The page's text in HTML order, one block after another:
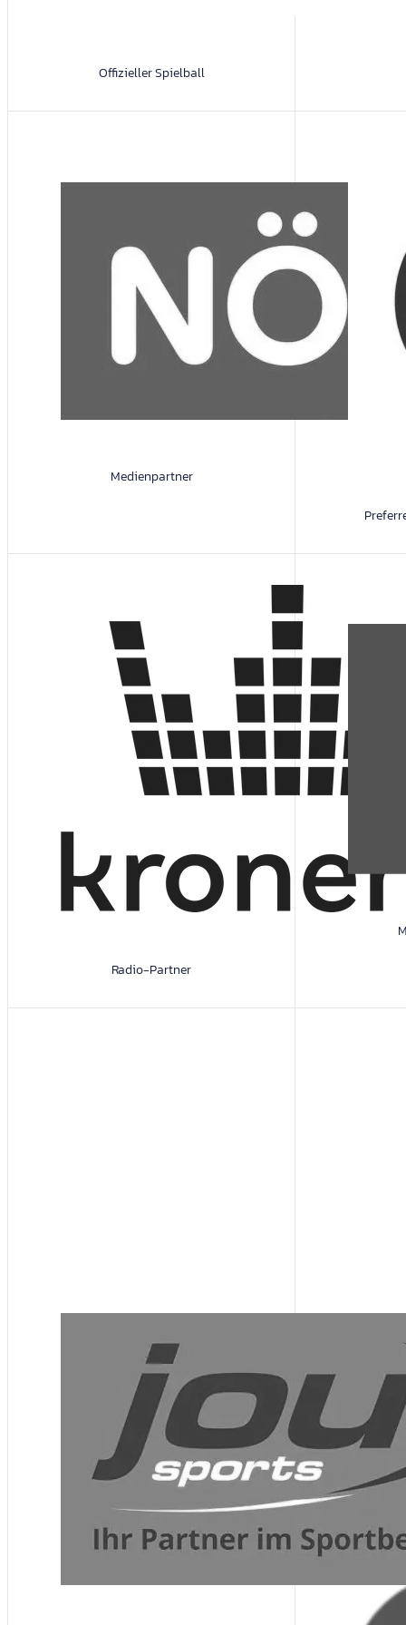
Offizieller Spielball
Medienpartner
Radio-Partner